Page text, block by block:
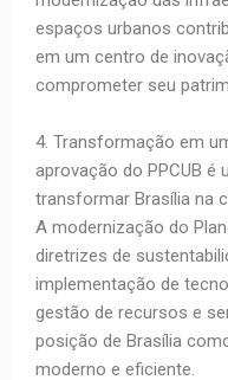
espaços urbanos
em um centro de
comprometer seu
4. Transformação em
aprovação do PPCUB é
transformar Brasília na
A modernização do
diretrizes de
implementação de
gestão de recursos e
posição de Brasília
moderno e eficiente.